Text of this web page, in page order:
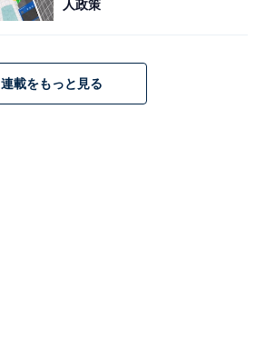
人政策
連載をもっと見る